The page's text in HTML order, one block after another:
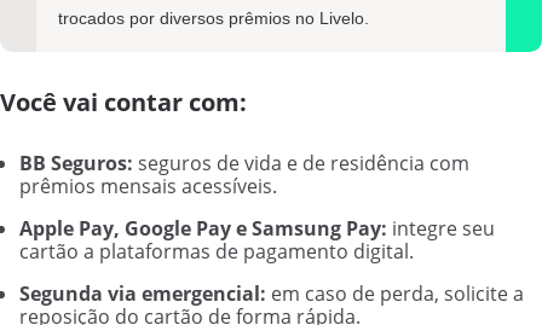
trocados por diversos prêmios no Livelo.
Você vai contar com:
BB Seguros: seguros de vida e de residência com
prêmios mensais acessíveis.
Apple Pay, Google Pay e Samsung Pay: integre seu
cartão a plataformas de pagamento digital.
Segunda via emergencial: em caso de perda, solicite a
reposição do cartão de forma rápida.